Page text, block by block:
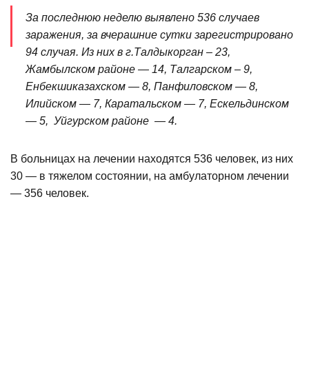
За последнюю неделю выявлено 536 случаев
заражения, за вчерашние сутки зарегистрировано
94 случая. Из них в г.Талдыкорган – 23,
Жамбылском районе — 14, Талгарском – 9,
Енбекшиказахском — 8, Панфиловском — 8,
Илийском — 7, Каратальском — 7, Ескельдинском
— 5, Уйгурском районе — 4.
В больницах на лечении находятся 536 человек, из них
30 — в тяжелом состоянии, на амбулаторном лечении
— 356 человек.